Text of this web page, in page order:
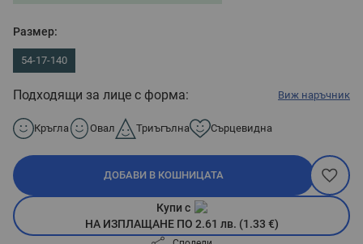
Размер:
54-17-140
Подходящи за лице с форма: Виж наръчник
Кръгла Овал Триъгълна Сърцевидна
ДОБАВИ В КОШНИЦАТА
Купи с
НА ИЗПЛАЩАНЕ ПО 2.61 лв. (1.33 €)